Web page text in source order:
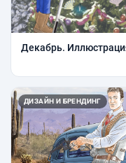
Декабрь.
ДИЗАЙН И БРЕНДИНГ